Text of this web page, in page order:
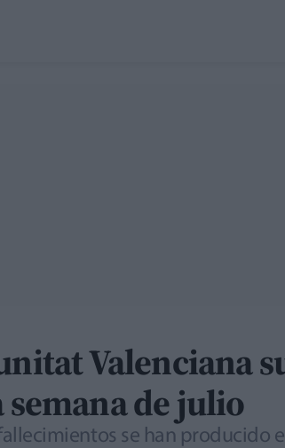
Valenciana
de julio
se han producido